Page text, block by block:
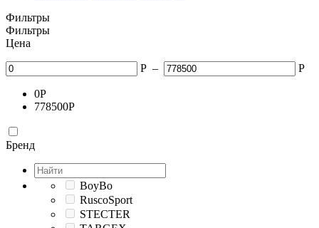
Фильтры
Фильтры
Цена
Р – Р
0Р
778500Р
Бренд
BoyBo
RuscoSport
STECTER